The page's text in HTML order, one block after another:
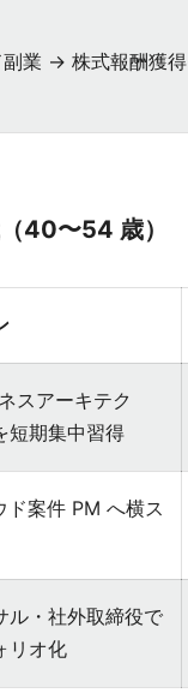
副業 → 株式報酬獲得
40〜54 歳）
スアーキテク
短期集中習得
ド案件 PM へ横ス
ル・社外取締役で
リオ化